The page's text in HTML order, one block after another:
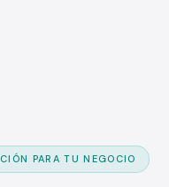
PARA TU NEGOCIO